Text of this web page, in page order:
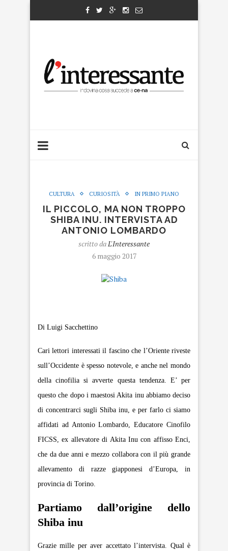
CULTURA CURIOSITÀ IN PRIMO PIANO
IL PICCOLO, MA NON TROPPO
SHIBA INU. INTERVISTA AD
ANTONIO LOMBARDO
scritto da L'Interessante
6 maggio 2017
Di Luigi Sacchettino
Carilettori interessati il fascino che l’Oriente riveste
sull’Occidente è spesso notevole, e anche nel mondo
della cinofilia si avverte questa tendenza. E’ per
questo che dopo i maestosi Akita inu abbiamo deciso
di concentrarci sugli Shiba inu, e per farlo ci siamo
affidati ad Antonio Lombardo, Educatore Cinofilo
FICSS, ex allevatore di Akita Inu con affisso Enci,
che da due anni e mezzo collabora con il più grande
allevamento di razze giapponesi d’Europa, in
provincia di Torino.
Partiamo dall’origine dello
Shiba inu
Grazie mille per aver accettato l’intervista. Qual è